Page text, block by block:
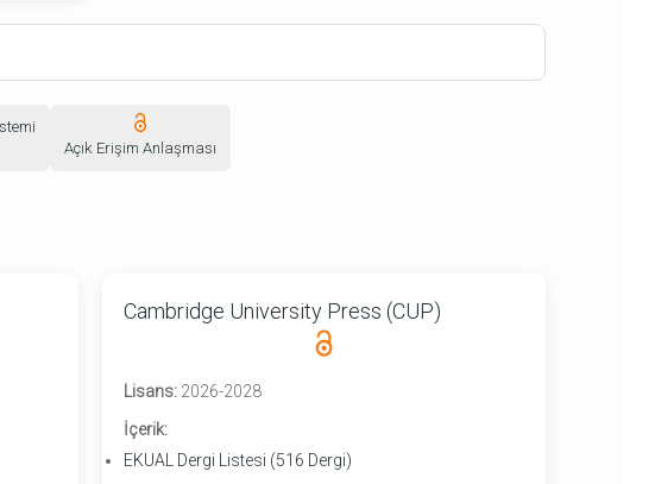
Açık Erişim Anlaşması
Cambridge University Press (CUP)
Lisans:2026-2028
İçerik:
EKUAL Dergi Listesi (516 Dergi)